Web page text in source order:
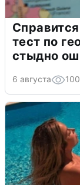
тест по
стыдно
6 августа 100